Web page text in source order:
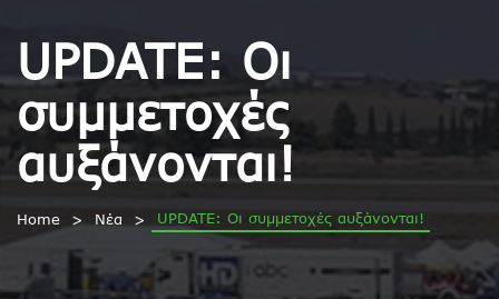
UPDATE: Οι
συμμετοχές
αυξάνονται!
Home Νέα UPDATE: Οι συμμετοχές αυξάνονται!